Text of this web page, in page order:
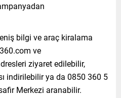
bilgi ve araç kiralama
ve
ziyaret edilebilir,
indirilebilir ya da 0850 360 5
Merkezi aranabilir.